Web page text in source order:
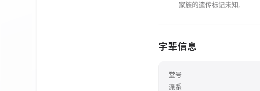
家族的遗传标记未知,
字辈信息
堂号
派系